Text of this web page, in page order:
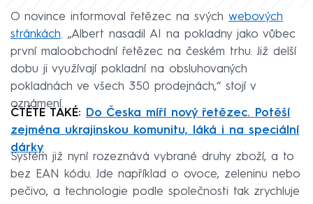
O novince informoval řetězec na svých webových
stránkách. „Albert nasadil AI na pokladny jako vůbec
první maloobchodní řetězec na českém trhu. Již delší
dobu ji využívají pokladní na obsluhovaných
pokladnách ve všech 350 prodejnách,“ stojí v
oznámení.
ČTĚTE TAKÉ:
Do Česka míří nový řetězec. Potěší
zejména ukrajinskou komunitu, láká i na speciální
dárky
Systém již nyní rozeznává vybrané druhy zboží, a to
bez EAN kódu. Jde například o ovoce, zeleninu nebo
pečivo, a technologie podle společnosti tak zrychluje